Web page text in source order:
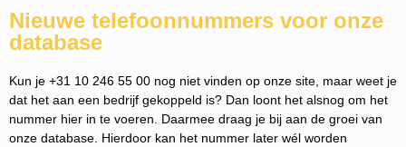
Nieuwe telefoonnummers voor onze
database
Kun je +31 10 246 55 00 nog niet vinden op onze site, maar weet je
dat het aan een bedrijf gekoppeld is? Dan loont het alsnog om het
nummer hier in te voeren. Daarmee draag je bij aan de groei van
onze database. Hierdoor kan het nummer later wél worden